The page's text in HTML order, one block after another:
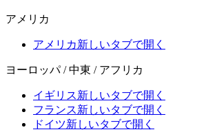
アメリカ
アメリカ新しいタブで開く
ヨーロッパ / 中東 / アフリカ
イギリス新しいタブで開く
フランス新しいタブで開く
ドイツ新しいタブで開く